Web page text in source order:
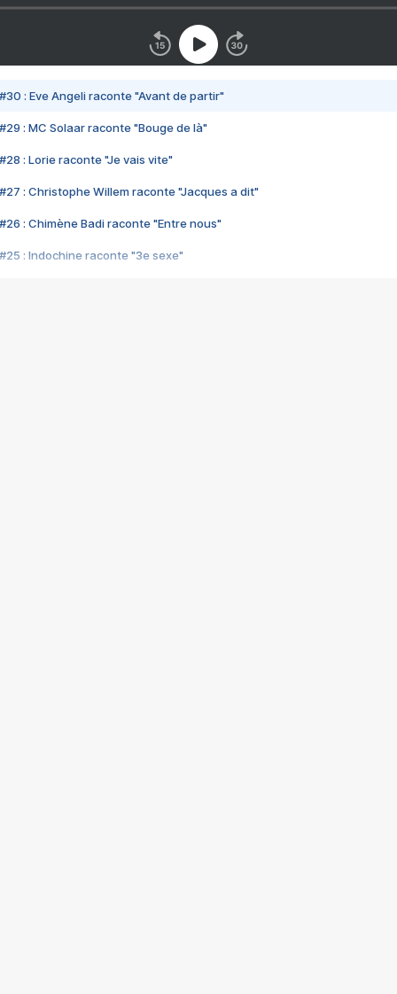
#30 : Eve Angeli raconte "Avant de partir"
#29 : MC Solaar raconte "Bouge de là"
#28 : Lorie raconte "Je vais vite"
#27 : Christophe Willem raconte "Jacques a dit"
#26 : Chimène Badi raconte "Entre nous"
#25 : Indochine raconte "3e sexe"